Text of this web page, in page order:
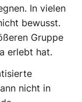
In vielen
bewusst.
Gruppe
erlebt hat.
nicht in